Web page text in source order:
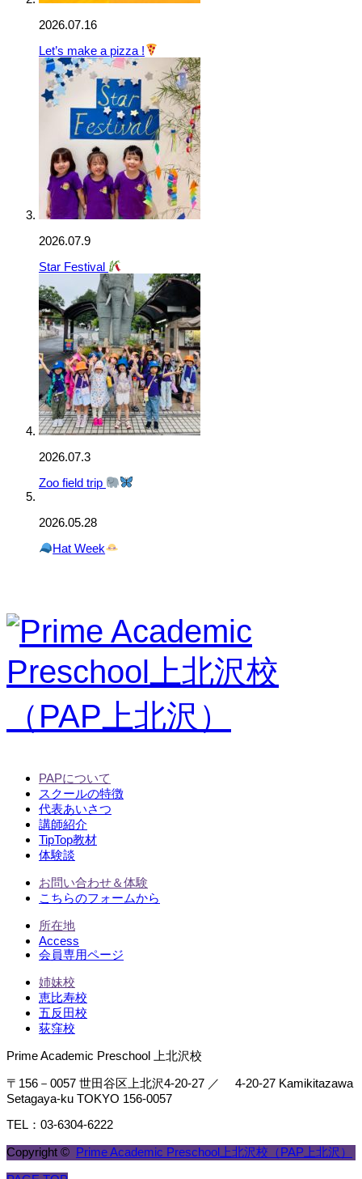
2026.07.16
Let’s make a pizza !
2026.07.9
Star Festival
2026.07.3
Zoo field trip
2026.05.28
Hat Week
PAPについて
スクールの特徴
代表あいさつ
講師紹介
TipTop教材
体験談
お問い合わせ＆体験
こちらのフォームから
所在地
Access
会員専用ページ
姉妹校
恵比寿校
五反田校
荻窪校
Prime Academic Preschool 上北沢校
〒156－0057 世田谷区上北沢4-20-27 ／ 4-20-27 Kamikitazawa
Setagaya-ku TOKYO 156-0057
TEL：03-6304-6222
Copyright © Prime Academic Preschool上北沢校（PAP上北沢）